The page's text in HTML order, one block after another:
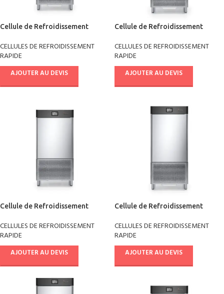
Cellule de Refroidissement
AB10E4811
CELLULES DE REFROIDISSEMENT
RAPIDE
AJOUTER AU DEVIS
Cellule de Refroidissement
AB14E4811
CELLULES DE REFROIDISSEMENT
RAPIDE
AJOUTER AU DEVIS
Cellule de Refroidissement
CELLULES DE REFROIDISSEMENT
RAPIDE
AJOUTER AU DEVIS
Cellule de Refroidissement
CELLULES DE REFROIDISSEMENT
RAPIDE
AJOUTER AU DEVIS